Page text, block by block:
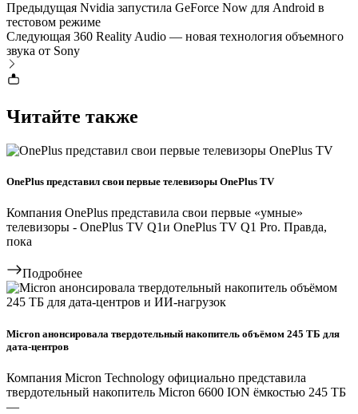
Предыдущая Nvidia запустила GeForce Now для Android в
тестовом режиме
Следующая 360 Reality Audio — новая технология объемного
звука от Sony
Читайте также
OnePlus представил свои первые телевизоры OnePlus TV
Компания OnePlus представила свои первые «умные»
телевизоры - OnePlus TV Q1и OnePlus TV Q1 Pro. Правда,
пока
Подробнее
Micron анонсировала твердотельный накопитель объёмом 245 ТБ для
дата-центров
Компания Micron Technology официально представила
твердотельный накопитель Micron 6600 ION ёмкостью 245 ТБ
—